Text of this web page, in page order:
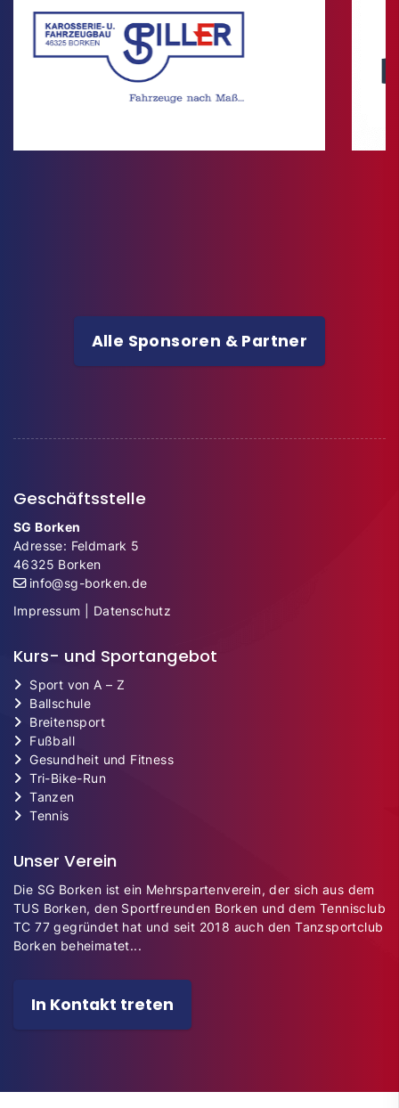
Alle Sponsoren & Partner
Geschäftsstelle
SG Borken
Adresse: Feldmark 5
46325 Borken
info@sg-borken.de
Impressum
Datenschutz
Kurs- und Sportangebot
Sport von A – Z
Ballschule
Breitensport
Fußball
Gesundheit und Fitness
Tri-Bike-Run
Tanzen
Tennis
Unser Verein
Die SG Borken ist ein Mehrspartenverein, der sich aus dem
TUS Borken, den Sportfreunden Borken und dem Tennisclub
TC 77 gegründet hat und seit 2018 auch den Tanzsportclub
Borken beheimatet...
In Kontakt treten